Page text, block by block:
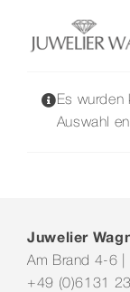
springen
Wellendorff
Es wurden
Auswahl
Juwelier
Am Brand 4-6
+49 (0)6131